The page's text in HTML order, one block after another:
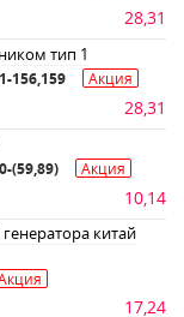
28,31
тип 1
156,159 Акция
28,31
(59,89) Акция
10,14
китай
17,24